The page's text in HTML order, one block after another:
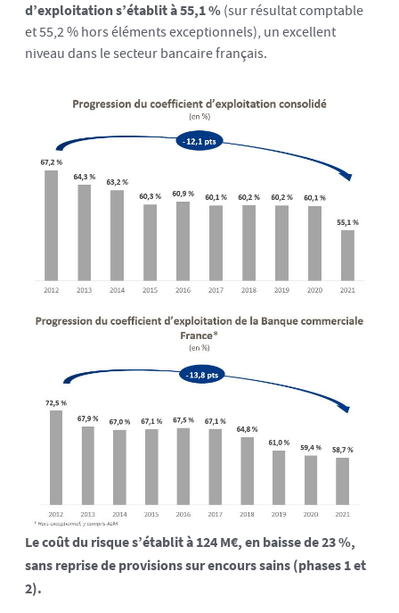
d’exploitation s’établit à 55,1 % (sur résultat comptable
et 55,2 % hors éléments exceptionnels), un excellent
niveau dans le secteur bancaire français.
Le coût du risque s’établit à 124 M€, en baisse de 23 %,
sans reprise de provisions sur encours sains (phases 1 et
2).